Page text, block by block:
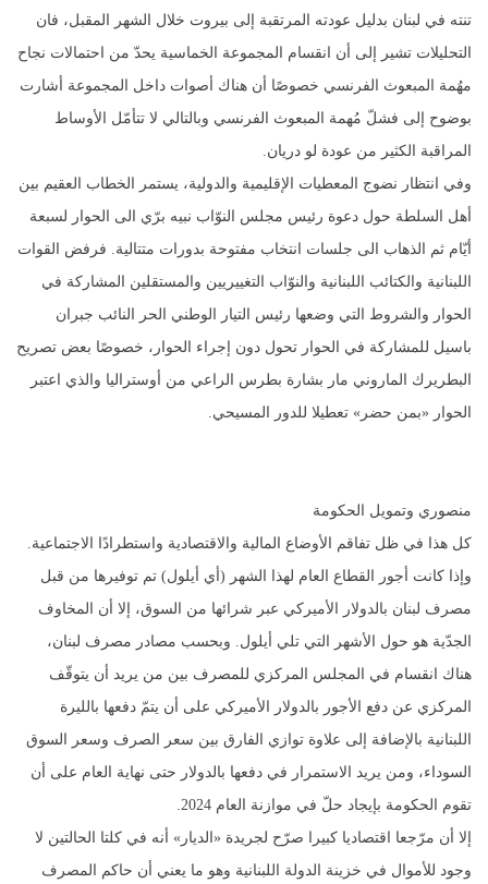
تنته في لبنان بدليل عودته المرتقبة إلى بيروت خلال الشهر المقبل، فان
التحليلات تشير إلى أن انقسام المجموعة الخماسية يحدّ من احتمالات نجاح
مهُمة المبعوث الفرنسي خصوصًا أن هناك أصوات داخل المجموعة أشارت
بوضوح إلى فشلّ مُهمة المبعوث الفرنسي وبالتالي لا تتأمّل الأوساط
المراقبة الكثير من عودة لو دريان.
وفي انتظار نضوج المعطيات الإقليمية والدولية، يستمر الخطاب العقيم بين
أهل السلطة حول دعوة رئيس مجلس النوّاب نبيه برّي الى الحوار لسبعة
أيّام ثم الذهاب الى جلسات انتخاب مفتوحة بدورات متتالية. فرفض القوات
اللبنانية والكتائب اللبنانية والنوّاب التغييريين والمستقلين المشاركة في
الحوار والشروط التي وضعها رئيس التيار الوطني الحر النائب جبران
باسيل للمشاركة في الحوار تحول دون إجراء الحوار، خصوصًا بعض تصريح
البطريرك الماروني مار بشارة بطرس الراعي من أوستراليا والذي اعتبر
الحوار «بمن حضر» تعطيلا للدور المسيحي.
منصوري وتمويل الحكومة
كل هذا في ظل تفاقم الأوضاع المالية والاقتصادية واستطرادًا الاجتماعية.
وإذا كانت أجور القطاع العام لهذا الشهر (أي أيلول) تم توفيرها من قبل
مصرف لبنان بالدولار الأميركي عبر شرائها من السوق، إلا أن المخاوف
الجدّية هو حول الأشهر التي تلي أيلول. وبحسب مصادر مصرف لبنان،
هناك انقسام في المجلس المركزي للمصرف بين من يريد أن يتوقّف
المركزي عن دفع الأجور بالدولار الأميركي على أن يتمّ دفعها بالليرة
اللبنانية بالإضافة إلى علاوة توازي الفارق بين سعر الصرف وسعر السوق
السوداء، ومن يريد الاستمرار في دفعها بالدولار حتى نهاية العام على أن
تقوم الحكومة بإيجاد حلّ في موازنة العام 2024.
إلا أن مرّجعا اقتصاديا كبيرا صرّح لجريدة «الديار» أنه في كلتا الحالتين لا
وجود للأموال في خزينة الدولة اللبنانية وهو ما يعني أن حاكم المصرف